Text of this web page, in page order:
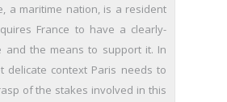
a maritime nation, is a resident
France to have a clearly-
and the means to support it. In
delicate context Paris needs to
of the stakes involved in this